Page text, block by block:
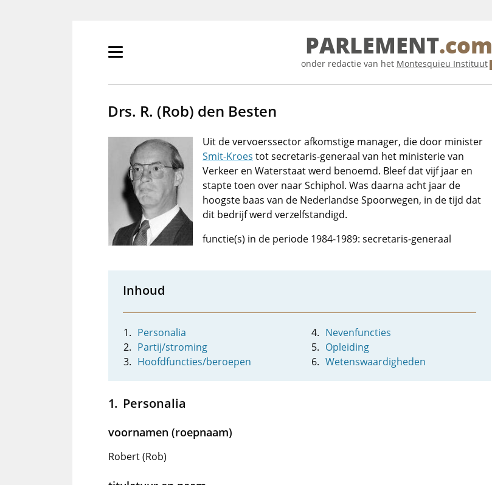
Primair
tonen/verbergen
PARLEMENT.com
onder redactie van het Montesquieu Instituut
Drs. R. (Rob) den Besten
Uit de vervoerssector afkomstige manager, die door minister
Smit-Kroes tot secretaris-generaal van het ministerie van
Verkeer en Waterstaat werd benoemd. Bleef dat vijf jaar en
stapte toen over naar Schiphol. Was daarna acht jaar de
hoogste baas van de Nederlandse Spoorwegen, in de tijd dat
dit bedrijf werd verzelfstandigd.
functie(s) in de periode 1984-1989: secretaris-generaal
Inhoud
Personalia
Partij/stroming
Hoofdfuncties/beroepen
Nevenfuncties
Opleiding
Wetenswaardigheden
Personalia
voornamen (roepnaam)
Robert (Rob)